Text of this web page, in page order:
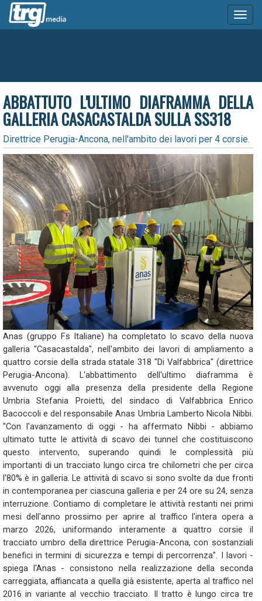
ABBATTUTO L'ULTIMO DIAFRAMMA DELLA
GALLERIA CASACASTALDA SULLA SS318
Direttrice Perugia-Ancona, nell'ambito dei lavori per 4 corsie.
Anas (gruppo Fs Italiane) ha completato lo scavo della nuova
galleria "Casacastalda", nell'ambito dei lavori di ampliamento a
quattro corsie della strada statale 318 "Di Valfabbrica" (direttrice
Perugia-Ancona). L'abbattimento dell'ultimo diaframma è
avvenuto oggi alla presenza della presidente della Regione
Umbria Stefania Proietti, del sindaco di Valfabbrica Enrico
Bacoccoli e del responsabile Anas Umbria Lamberto Nicola Nibbi.
"Con l'avanzamento di oggi - ha affermato Nibbi - abbiamo
ultimato tutte le attività di scavo dei tunnel che costituiscono
questo intervento, superando quindi le complessità più
importanti di un tracciato lungo circa tre chilometri che per circa
l'80% è in galleria. Le attività di scavo si sono svolte da due fronti
in contemporanea per ciascuna galleria e per 24 ore su 24, senza
interruzione. Contiamo di completare le attività restanti nei primi
mesi dell'anno prossimo per aprire al traffico l'intera opera a
marzo 2026, uniformando interamente a quattro corsie il
tracciato umbro della direttrice Perugia-Ancona, con sostanziali
benefici in termini di sicurezza e tempi di percorrenza". I lavori -
spiega l'Anas - consistono nella realizzazione della seconda
carreggiata, affiancata a quella già esistente, aperta al traffico nel
2016 in variante al vecchio tracciato. Il tratto è lungo circa tre